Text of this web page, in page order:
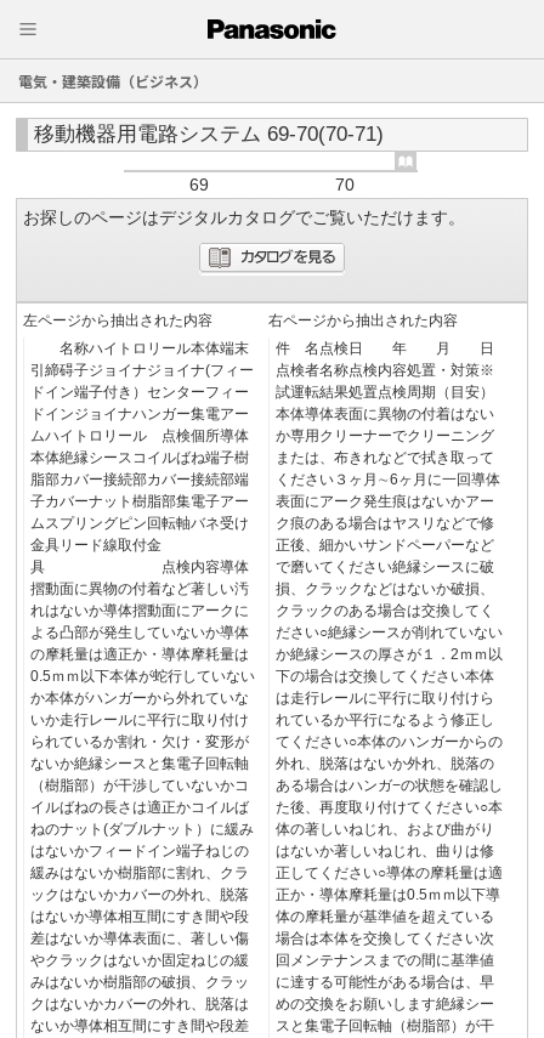
電気・建築設備（ビジネス）
移動機器用電路システム 69-70(70-71)
69
70
お探しのページはデジタルカタログでご覧いただけます。
左ページから抽出された内容
名称ハイトロリール本体端末
引締碍子ジョイナジョイナ(フィー
ドイン端子付き）センターフィー
ドインジョイナハンガー集電アー
ムハイトロリール 点検個所導体
本体絶縁シースコイルばね端子樹
脂部カバー接続部カバー接続部端
子カバーナット樹脂部集電子アー
ムスプリングピン回転軸バネ受け
金具リード線取付金
具 点検内容導体
摺動面に異物の付着など著しい汚
れはないか導体摺動面にアークに
よる凸部が発生していないか導体
の摩耗量は適正か・導体摩耗量は
0.5ｍｍ以下本体が蛇行していない
か本体がハンガーから外れていな
いか走行レールに平行に取り付け
られているか割れ・欠け・変形が
ないか絶縁シースと集電子回転軸
（樹脂部）が干渉していないかコ
イルばねの長さは適正かコイルば
ねのナット(ダブルナット）に緩み
はないかフィードイン端子ねじの
緩みはないか樹脂部に割れ、クラ
ックはないかカバーの外れ、脱落
はないか導体相互間にすき間や段
差はないか導体表面に、著しい傷
やクラックはないか固定ねじの緩
みはないか樹脂部の破損、クラッ
クはないかカバーの外れ、脱落は
ないか導体相互間にすき間や段差
右ページから抽出された内容
件 名点検日 年 月 日
点検者名称点検内容処置・対策※
試運転結果処置点検周期（目安）
本体導体表面に異物の付着はない
か専用クリーナーでクリーニング
または、布きれなどで拭き取って
ください３ヶ月∼6ヶ月に一回導体
表面にアーク発生痕はないかアー
ク痕のある場合はヤスリなどで修
正後、細かいサンドペーパーなど
で磨いてください絶縁シースに破
損、クラックなどはないか破損、
クラックのある場合は交換してく
ださい○絶縁シースが削れていない
か絶縁シースの厚さが１．2ｍｍ以
下の場合は交換してください本体
は走行レールに平行に取り付けら
れているか平行になるよう修正し
てください○本体のハンガーからの
外れ、脱落はないか外れ、脱落の
ある場合はハンガ−の状態を確認し
た後、再度取り付けてください○本
体の著しいねじれ、および曲がり
はないか著しいねじれ、曲りは修
正してください○導体の摩耗量は適
正か・導体摩耗量は0.5ｍｍ以下導
体の摩耗量が基準値を超えている
場合は本体を交換してください次
回メンテナンスまでの間に基準値
に達する可能性がある場合は、早
めの交換をお願いします絶縁シー
スと集電子回転軸（樹脂部）が干